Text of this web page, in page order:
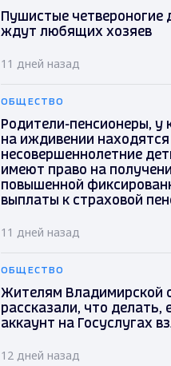
Пушистые четвероногие
ждут любящих хозяев
11 дней назад
ОБЩЕСТВО
Родители-пенсионеры, у
на иждивении находятся
несовершеннолетние
имеют право на
повышенной
выплаты к страховой
11 дней назад
ОБЩЕСТВО
Жителям Владимирской
рассказали, что делать,
аккаунт на Госуслугах
12 дней назад